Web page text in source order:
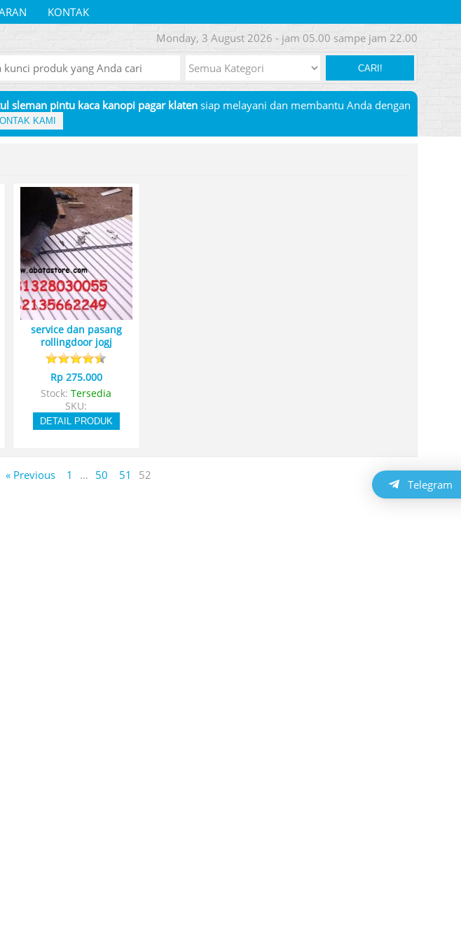
KONTAK
Monday, 3 August 2026 - jam 05.00 sampe jam 22.00
CARI!
sleman pintu kaca kanopi pagar klaten siap melayani dan membantu Anda dengan
KAMI
service dan pasang
rollingdoor jogj
Rp 275.000
Stock:Tersedia
SKU:
DETAIL PRODUK
« Previous 1 … 50 51 52
Telegram